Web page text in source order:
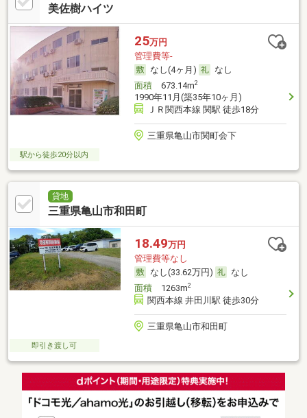
美佐樹ハイツ
25万円
管理費等-
なし(4ヶ月)
なし
面積673.14m2
1990年11月(築35年10ヶ月)
ＪＲ関西本線 関駅 徒歩18分
三重県亀山市関町会下
駅から徒歩20分以内
貸地
三重県亀山市和田町
18.49万円
管理費等なし
なし(33.62万円)
なし
面積1263m2
関西本線 井田川駅 徒歩30分
三重県亀山市和田町
即引き渡し可